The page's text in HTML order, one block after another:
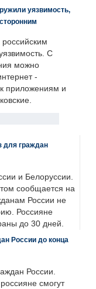
уязвимость,
С
можно
-
приложениям и
для граждан
и Белоруссии.
сообщается на
России не
Россияне
до 30 дней.
России до конца
России.
смогут